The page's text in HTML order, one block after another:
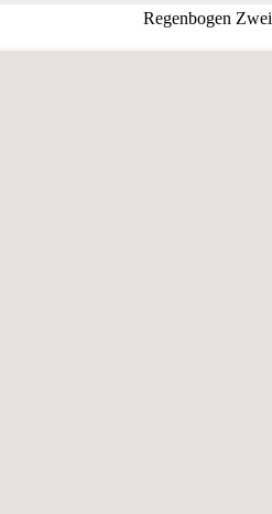
Regenbogen Zwei